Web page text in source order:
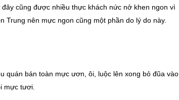
cũng được nhiều thực khách nức nở khen ngon vì
Trung nên mực ngon cũng một phần do lý do này.
quán bán toàn mực ươn, ôi, luộc lên xong bỏ đũa vào
mực tươi.